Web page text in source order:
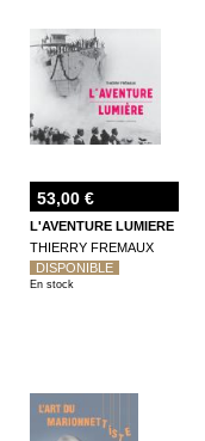
53,00 €
L'AVENTURE LUMIERE
THIERRY FREMAUX
DISPONIBLE
En stock